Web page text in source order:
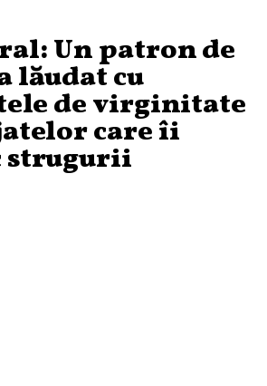
Un patron de
lăudat cu
de virginitate
care îi
strugurii